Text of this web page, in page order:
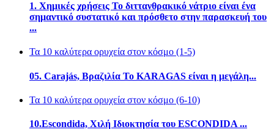
1. Χημικές χρήσεις Το διττανθρακικό νάτριο είναι ένα
σημαντικό συστατικό και πρόσθετο στην παρασκευή του
...
Τα 10 καλύτερα ορυχεία στον κόσμο (1-5)
05. Carajás, Βραζιλία Το KARAGAS είναι η μεγάλη...
Τα 10 καλύτερα ορυχεία στον κόσμο (6-10)
10.Escondida, Χιλή Ιδιοκτησία του ESCONDIDA ...